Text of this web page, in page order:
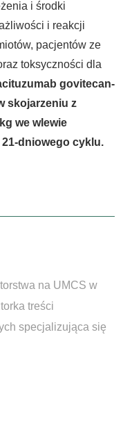
i środki
i reakcji
pacjentów ze
toksyczności dla
govitecan-
skojarzeniu z
we wlewie
dniowego cyklu.
na UMCS w
treści
specjalizująca się